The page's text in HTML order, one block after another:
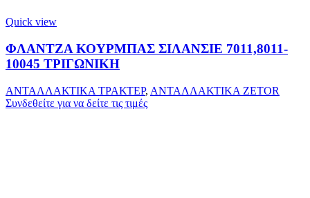
Quick view
ΦΛΑΝΤΖΑ ΚΟΥΡΜΠΑΣ ΣΙΛΑΝΣΙΕ 7011,8011-
10045 ΤΡΙΓΩΝΙΚΗ
ΑΝΤΑΛΛΑΚΤΙΚΑ ΤΡΑΚΤΕΡ, ΑΝΤΑΛΛΑΚΤΙΚΑ ZETOR
Συνδεθείτε για να δείτε τις τιμές